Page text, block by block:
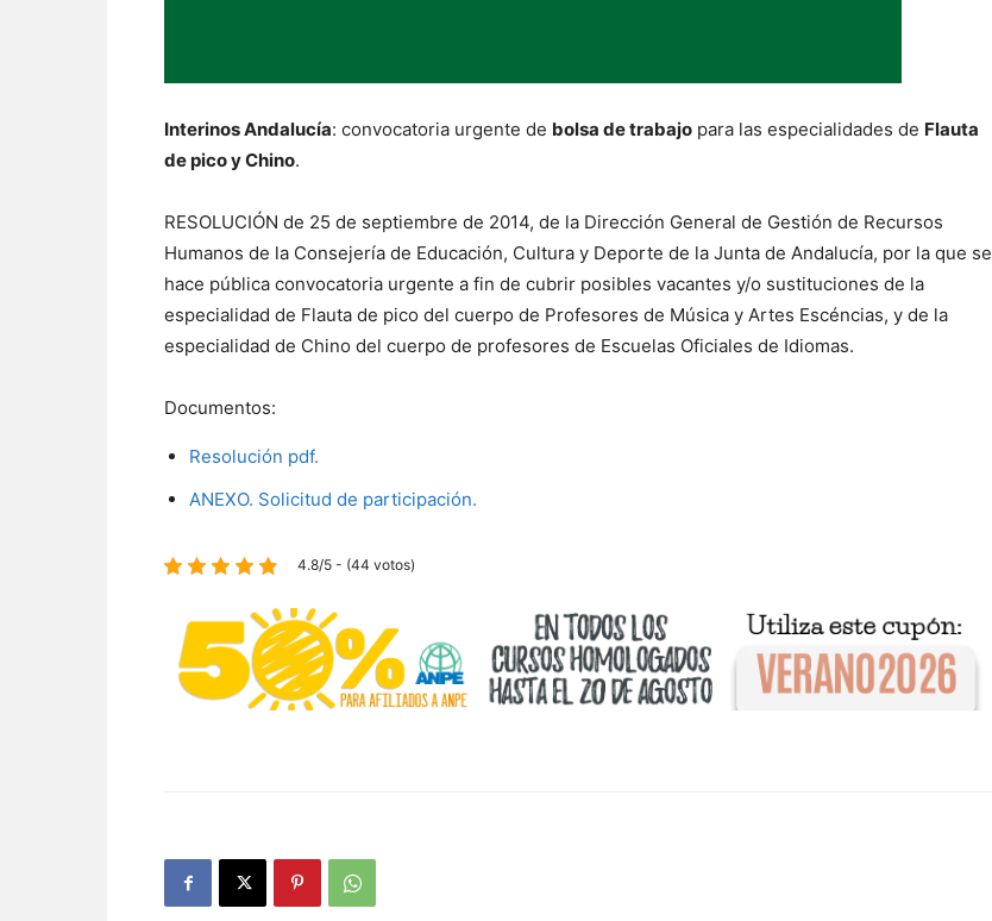
Interinos Andalucía: convocatoria urgente de bolsa de trabajo para las especialidades de Flauta
de pico y Chino.
RESOLUCIÓN de 25 de septiembre de 2014, de la Dirección General de Gestión de Recursos
Humanos de la Consejería de Educación, Cultura y Deporte de la Junta de Andalucía, por la que se
hace pública convocatoria urgente a fin de cubrir posibles vacantes y/o sustituciones de la
especialidad de Flauta de pico del cuerpo de Profesores de Música y Artes Escéncias, y de la
especialidad de Chino del cuerpo de profesores de Escuelas Oficiales de Idiomas.
Documentos:
Resolución pdf.
ANEXO. Solicitud de participación.
4.8/5 - (44 votos)